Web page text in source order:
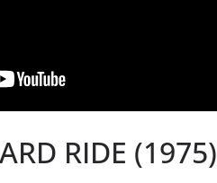
RIDE (1975)